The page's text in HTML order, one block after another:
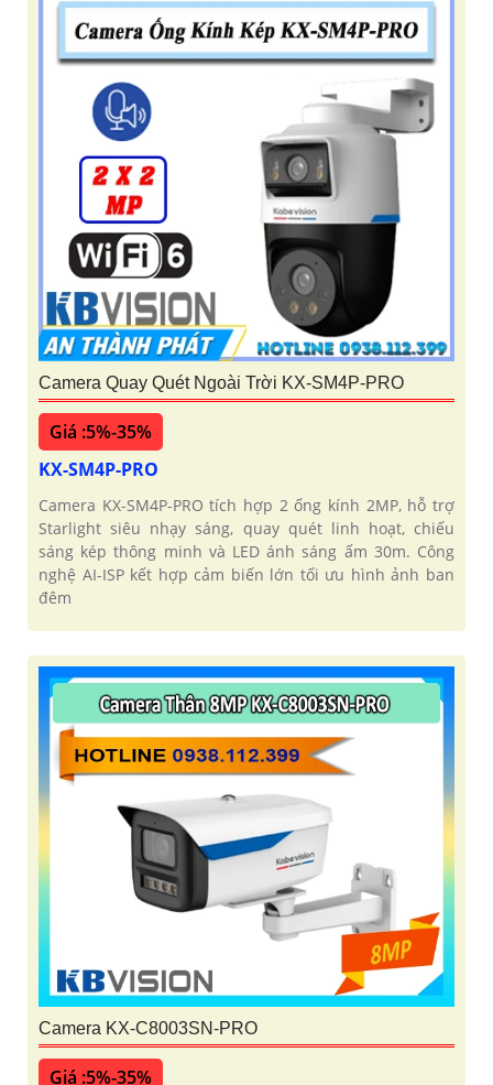
Camera Quay Quét Ngoài Trời KX-SM4P-PRO
Giá :5%-35%
KX-SM4P-PRO
Camera KX-SM4P-PRO tích hợp 2 ống kính 2MP, hỗ trợ
Starlight siêu nhạy sáng, quay quét linh hoạt, chiếu
sáng kép thông minh và LED ánh sáng ấm 30m. Công
nghệ AI-ISP kết hợp cảm biến lớn tối ưu hình ảnh ban
đêm
Camera KX-C8003SN-PRO
Giá :5%-35%